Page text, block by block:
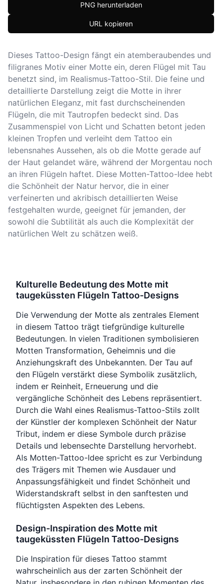
PNG herunterladen
URL kopieren
Dieses Tattoo-Design fängt ein atemberaubendes und
filigranes Motiv einer Motte ein, deren Flügel mit Tau
benetzt sind, im Realismus-Tattoo-Stil. Die feine und
detaillierte Darstellung zeigt die Motte in ihrer
natürlichen Eleganz, mit fast durchscheinenden
Flügeln, die mit Tautropfen bedeckt sind. Das
Zusammenspiel von Licht und Schatten betont jeden
kleinen Tropfen und verleiht dem Tattoo ein
lebensnahes Aussehen, als ob die Motte gerade auf
der Haut gelandet wäre, während der Morgentau noch
an ihren Flügeln haftet. Diese Motten-Tattoo-Idee hebt
die Schönheit der Natur hervor, die in einer
verfeinerten und akribisch detaillierten Weise
festgehalten wurde, geeignet für jemanden, der
sowohl die Subtilität als auch die Komplexität der
natürlichen Welt zu schätzen weiß.
Kulturelle Bedeutung des Motte mit
taugeküssten Flügeln Tattoo-Designs
Die Verwendung der Motte als zentrales Element
in diesem Tattoo trägt tiefgründige kulturelle
Bedeutungen. In vielen Traditionen symbolisieren
Motten Transformation, Geheimnis und die
Anziehungskraft des Unbekannten. Der Tau auf
den Flügeln verstärkt diese Symbolik zusätzlich,
indem er Reinheit, Erneuerung und die
vergängliche Schönheit des Lebens repräsentiert.
Durch die Wahl eines Realismus-Tattoo-Stils zollt
der Künstler der komplexen Schönheit der Natur
Tribut, indem er diese Symbole durch präzise
Details und lebensechte Darstellung hervorhebt.
Als Motten-Tattoo-Idee spricht es zur Verbindung
des Trägers mit Themen wie Ausdauer und
Anpassungsfähigkeit und findet Schönheit und
Widerstandskraft selbst in den sanftesten und
flüchtigsten Aspekten des Lebens.
Design-Inspiration des Motte mit
taugeküssten Flügeln Tattoo-Designs
Die Inspiration für dieses Tattoo stammt
wahrscheinlich aus der zarten Schönheit der